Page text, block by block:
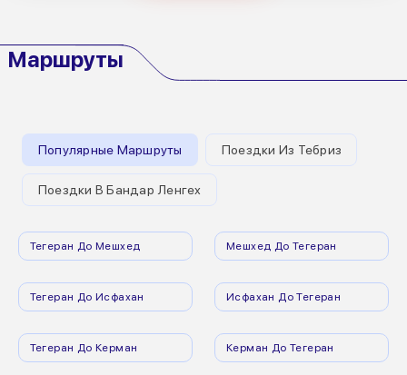
Маршруты
Популярные Маршруты Поездки Из Тебриз
Поездки В Бандар Ленгех
Тегеран До Мешхед Мешхед До Тегеран
Тегеран До Исфахан Исфахан До Тегеран
Тегеран До Керман Керман До Тегеран